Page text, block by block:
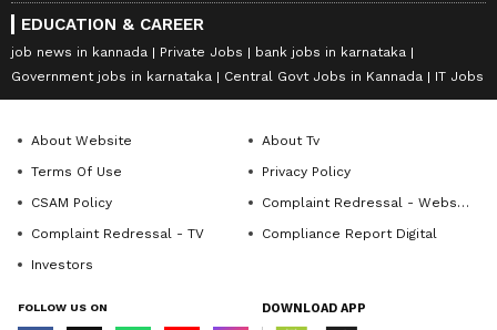
EDUCATION & CAREER
job news in kannada Private Jobs
bank jobs in karnataka
Government jobs in karnataka
Central Govt Jobs in Kannada IT Jobs
About Website
About Tv
Terms Of Use
Privacy Policy
CSAM Policy
Complaint Redressal - Website
Complaint Redressal - TV
Compliance Report Digital
Investors
FOLLOW US ON DOWNLOAD APP